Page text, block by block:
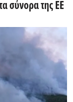
σύνορα της ΕΕ